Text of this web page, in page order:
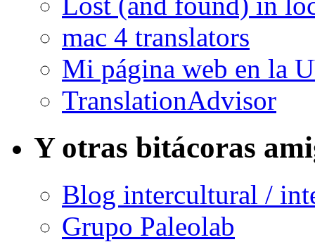
mac 4 translators
Mi página web en la
TranslationAdvisor
Y otras bitácoras
Blog intercultural /
Grupo Paleolab